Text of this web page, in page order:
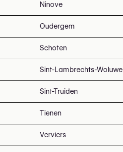
Ninove
Oudergem
Schoten
Sint-Lambrechts-Woluwe
Sint-Truiden
Tienen
Verviers